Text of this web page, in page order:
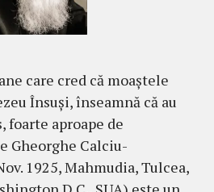
care cred că moaștele
Însuși, înseamnă că au
foarte aproape de
Gheorghe Calciu-
1925, Mahmudia, Tulcea,